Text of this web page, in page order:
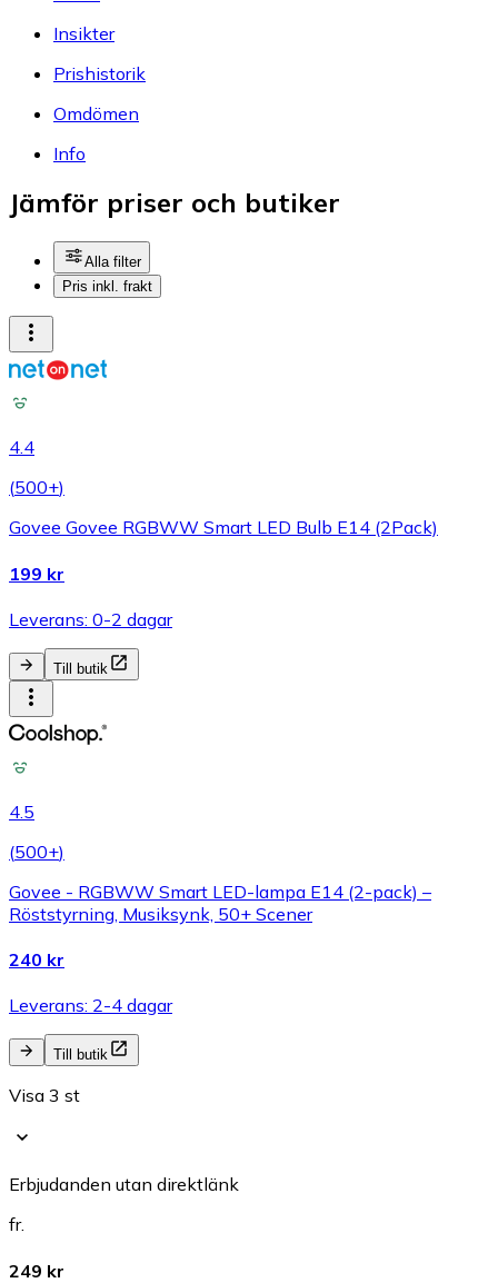
Insikter
Prishistorik
Omdömen
Info
Jämför priser och butiker
Alla filter
Pris inkl. frakt
4.4
(500+)
Govee Govee RGBWW Smart LED Bulb E14 (2Pack)
199 kr
Leverans: 0-2 dagar
Till butik
4.5
(500+)
Govee - RGBWW Smart LED-lampa E14 (2-pack) –
Röststyrning, Musiksynk, 50+ Scener
240 kr
Leverans: 2-4 dagar
Till butik
Visa 3 st
Erbjudanden utan direktlänk
fr.
249 kr